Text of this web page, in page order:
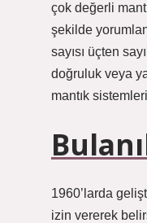
çok değerli
şekilde
sayısı üçten
doğruluk veya
mantık
1960’larda
izin vererek